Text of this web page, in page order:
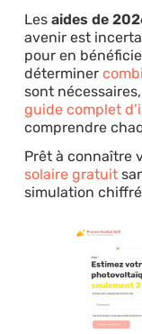
Les aides de
avenir est
pour en
déterminer
sont
guide complet
comprendre
Prêt à connaître
solaire gratuit
simulation